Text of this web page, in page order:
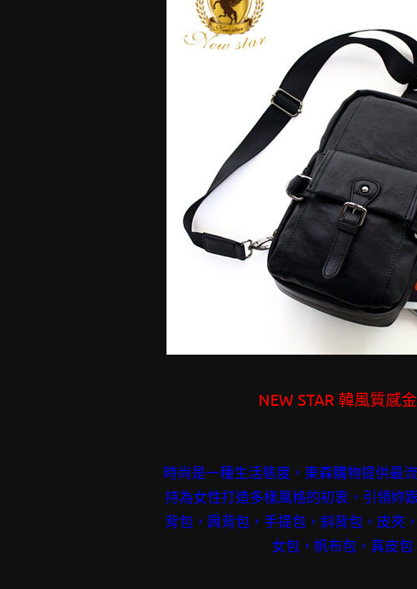
NEW STAR 韓風質感
時尚是一種生活態度，東森購物提供最
持為女性打造多樣風格的初衷，引領妳
背包，肩背包，手提包，斜背包，皮夾
女包，帆布包，真皮包